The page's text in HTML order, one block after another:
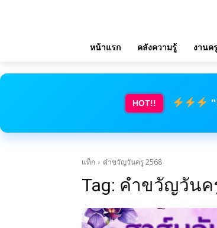
หน้าแรก คลังความรู้ งานค
HOT!!
แท็ก คําขวัญวันครู 2568
Tag: คําขวัญวันค